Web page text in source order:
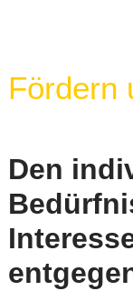
Fördern
Den